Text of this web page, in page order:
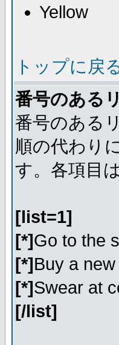
Yellow
トップに戻
番号のある
番号のある
順の代わり
す。各項目は
[list=1]
[*]Go to the
[*]Buy a
[*]Swear at
[/list]